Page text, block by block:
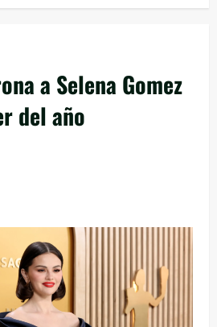
a Selena Gomez
del año